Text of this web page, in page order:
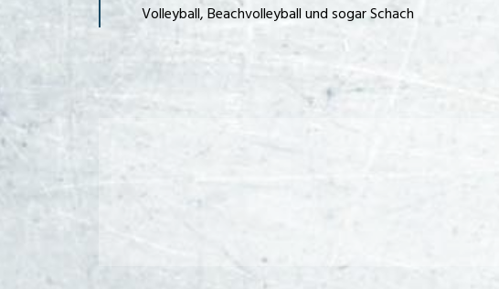
Volleyball, Beachvolleyball und sogar Schach